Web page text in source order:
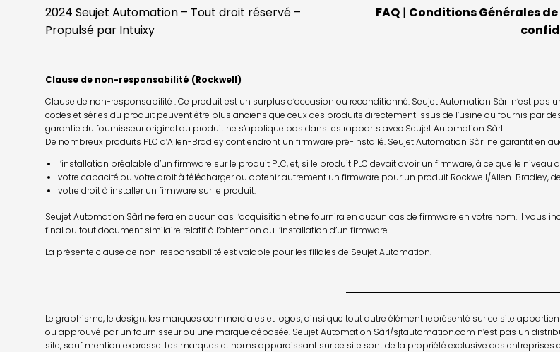
2024 Seujet Automation – Tout droit réservé –
Propulsé par Intuixy
FAQ | Conditions Générales
Clause de non-responsabilité (Rockwell)
Clause de non-responsabilité : Ce produit est un surplus d’occasion ou reconditionné. Seujet Automation Sàrl n’est
codes et séries du produit peuvent être plus anciens que ceux des produits directement issus de l’usine ou fournis par
garantie du fournisseur originel du produit ne s’applique pas dans les rapports avec Seujet Automation Sàrl.
De nombreux produits PLC d’Allen-Bradley contiendront un firmware pré-installé. Seujet Automation Sàrl ne garantit en
l’installation préalable d’un firmware sur le produit PLC, et, si le produit PLC devait avoir un firmware, à ce que le
votre capacité ou votre droit à télécharger ou obtenir autrement un firmware pour un produit Rockwell/Allen-Bradley,
votre droit à installer un firmware sur le produit.
Seujet Automation Sàrl ne fera en aucun cas l’acquisition et ne fournira en aucun cas de firmware en votre nom. Il
final ou tout document similaire relatif à l’obtention ou l’installation d’un firmware.
La présente clause de non-responsabilité est valable pour les filiales de Seujet Automation.
Le graphisme, le design, les marques commerciales et logos, ainsi que tout autre élément représenté sur ce site
ou approuvé par un fournisseur ou une marque déposée. Seujet Automation Sàrl/sjtautomation.com n’est pas un
site, sauf mention expresse. Les marques et noms apparaissant sur ce site sont de la propriété exclusive des entreprises